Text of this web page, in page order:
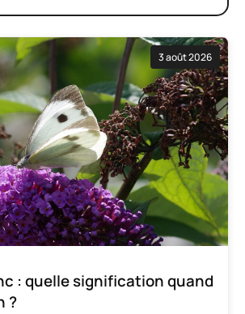
3 août 2026
: quelle signification quand
?